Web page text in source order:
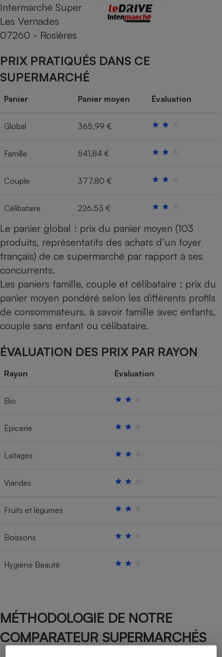
Intermarché Super
Les Vernades
07260 - Rosières
PRIX PRATIQUÉS DANS CE
SUPERMARCHÉ
Panier Panier moyen Évaluation
Global 365,99 €
Famille 541,84 €
Couple 377,80 €
Célibataire 226,53 €
Le panier global : prix du panier moyen (103
produits, représentatifs des achats d’un foyer
français) de ce supermarché par rapport à ses
concurrents.
Les paniers famille, couple et célibataire : prix du
panier moyen pondéré selon les différents profils
de consommateurs, à savoir famille avec enfants,
couple sans enfant ou célibataire.
ÉVALUATION DES PRIX PAR RAYON
Rayon Évaluation
Bio
Épicerie
Laitages
Viandes
Fruits et légumes
Boissons
Hygiène Beauté
MÉTHODOLOGIE DE NOTRE
COMPARATEUR SUPERMARCHÉS
Cafetière à expressos